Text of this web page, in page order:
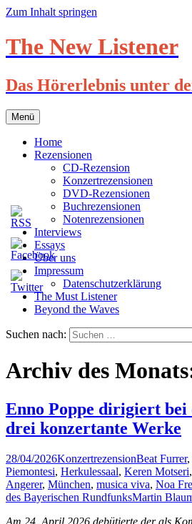
Zum Inhalt springen
The New Listener
Das Hörerlebnis unter
Menü
Home
Rezensionen
CD-Rezension
Konzertrezensionen
DVD-Rezensionen
Buchrezensionen
Notenrezensionen
Interviews
Essays
Über uns
Impressum
Datenschutzerklärung
The Must Listener
Beyond the Waves
Suchen nach:
Archiv des
Enno Poppe dirigiert bei
drei konzertante Werke
28/04/2026KonzertrezensionBeat Furrer,
Piemontesi, Herkulessaal, Keren Motseri,
Angerer, München, musica viva, Noa
des Bayerischen RundfunksMartin
Am 24. April 2026 debütierte der als